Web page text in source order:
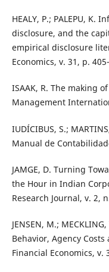
HEALY, P.; PALEPU,
disclosure, and the
empirical disclosure
Economics, v. 31, p.
ISAAK, R. The making
Management
IUDÍCIBUS, S.;
Manual de
JAMGE, D. Turning
the Hour in Indian
Research Journal, v. 2,
JENSEN, M.;
Behavior, Agency
Financial Economics, v.